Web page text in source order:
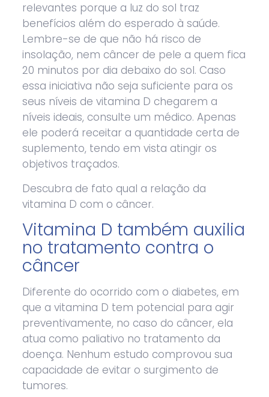
relevantes porque a luz do sol traz
benefícios além do esperado à saúde.
Lembre-se de que não há risco de
insolação, nem câncer de pele a quem fica
20 minutos por dia debaixo do sol. Caso
essa iniciativa não seja suficiente para os
seus níveis de vitamina D chegarem a
níveis ideais, consulte um médico. Apenas
ele poderá receitar a quantidade certa de
suplemento, tendo em vista atingir os
objetivos traçados.
Descubra de fato qual a relação da
vitamina D com o câncer.
Vitamina D também auxilia
no tratamento contra o
câncer
Diferente do ocorrido com o diabetes, em
que a vitamina D tem potencial para agir
preventivamente, no caso do câncer, ela
atua como paliativo no tratamento da
doença. Nenhum estudo comprovou sua
capacidade de evitar o surgimento de
tumores.